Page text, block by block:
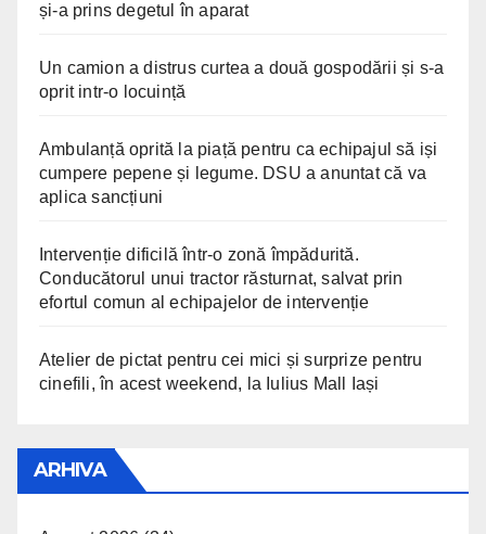
și-a prins degetul în aparat
Un camion a distrus curtea a două gospodării și s-a
oprit intr-o locuință
Ambulanță oprită la piață pentru ca echipajul să iși
cumpere pepene și legume. DSU a anuntat că va
aplica sancțiuni
Intervenție dificilă într-o zonă împădurită.
Conducătorul unui tractor răsturnat, salvat prin
efortul comun al echipajelor de intervenție
Atelier de pictat pentru cei mici și surprize pentru
cinefili, în acest weekend, la Iulius Mall Iași
ARHIVA